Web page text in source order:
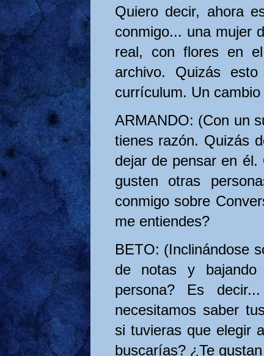
Quiero decir, ahora
conmigo... una mujer
real, con flores en
archivo. Quizás
currículum. Un
ARMANDO: (Con un
tienes razón. Quizás
dejar de pensar en
gusten otras
conmigo sobre
me entiendes?
BETO: (Inclinándose
de notas y
persona? Es
necesitamos saber
si tuvieras que elegir
buscarías? ¿Te